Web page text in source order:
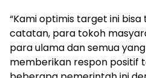
“Kami optimis target ini
catatan, para tokoh
para ulama dan semua
memberikan respon positif